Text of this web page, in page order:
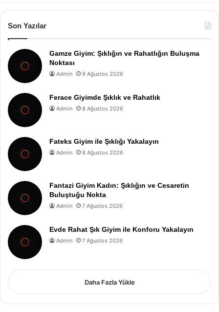
Son Yazılar
Gamze Giyim: Şıklığın ve Rahatlığın Buluşma
Noktası
Admin 9 Ağustos 2026
Ferace Giyimde Şıklık ve Rahatlık
Admin 8 Ağustos 2026
Fateks Giyim ile Şıklığı Yakalayın
Admin 8 Ağustos 2026
Fantazi Giyim Kadın: Şıklığın ve Cesaretin
Buluştuğu Nokta
Admin 7 Ağustos 2026
Evde Rahat Şık Giyim ile Konforu Yakalayın
Admin 7 Ağustos 2026
Daha Fazla Yükle